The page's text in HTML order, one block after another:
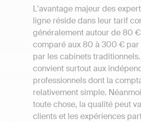
L'avantage majeur des
ligne réside dans leur tarif
généralement autour de 80
comparé aux 80 à 300 €
par les cabinets
convient surtout aux
professionnels dont la
relativement simple.
toute chose, la qualité peut
clients et les expériences